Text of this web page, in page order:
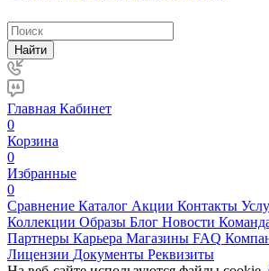
Найти
Главная Кабинет
0
Корзина
0
Избранные
0
Сравнение Каталог Акции Контакты
Коллекции Образы Блог Новости
Партнеры Карьера Магазины FAQ
Лицензии Документы Реквизиты